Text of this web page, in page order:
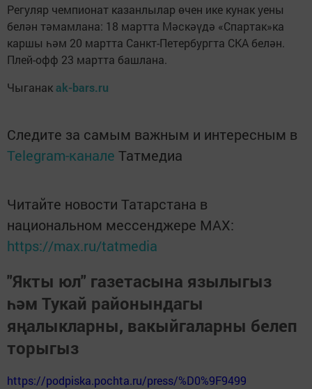
Регуляр чемпионат казанлылар өчен ике кунак уены
белән тәмамлана: 18 мартта Мәскәүдә «Спартак»ка
каршы һәм 20 мартта Санкт-Петербургта СКА белән.
Плей-офф 23 мартта башлана.
Чыганакak-bars.ru
Следите за самым важным и интересным в
Telegram-канале Татмедиа
Читайте новости Татарстана в
национальном мессенджере MАХ:
https://max.ru/tatmedia
"Якты юл" газетасына язылыгыз
һәм Тукай районындагы
яңалыкларны, вакыйгаларны белеп
торыгыз
https://podpiska.pochta.ru/press/%D0%9F9499